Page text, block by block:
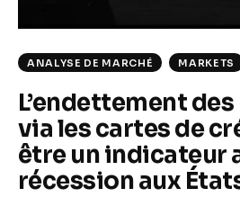
ANALYSE DE MARCHÉ MARKETS
L’endettement
via les cartes de
être un indicateur
récession aux